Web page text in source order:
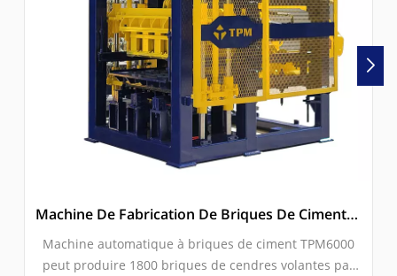
Machine De Fabrication De Briques De Ciment/cendres Volantes Entièrement Automatique À Vendre (TPM6000)
Machine automatique à briques de ciment TPM6000
peut produire 1800 briques de cendres volantes par